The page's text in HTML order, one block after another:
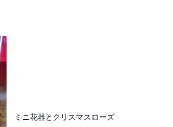
ミニ花器とクリスマスローズ